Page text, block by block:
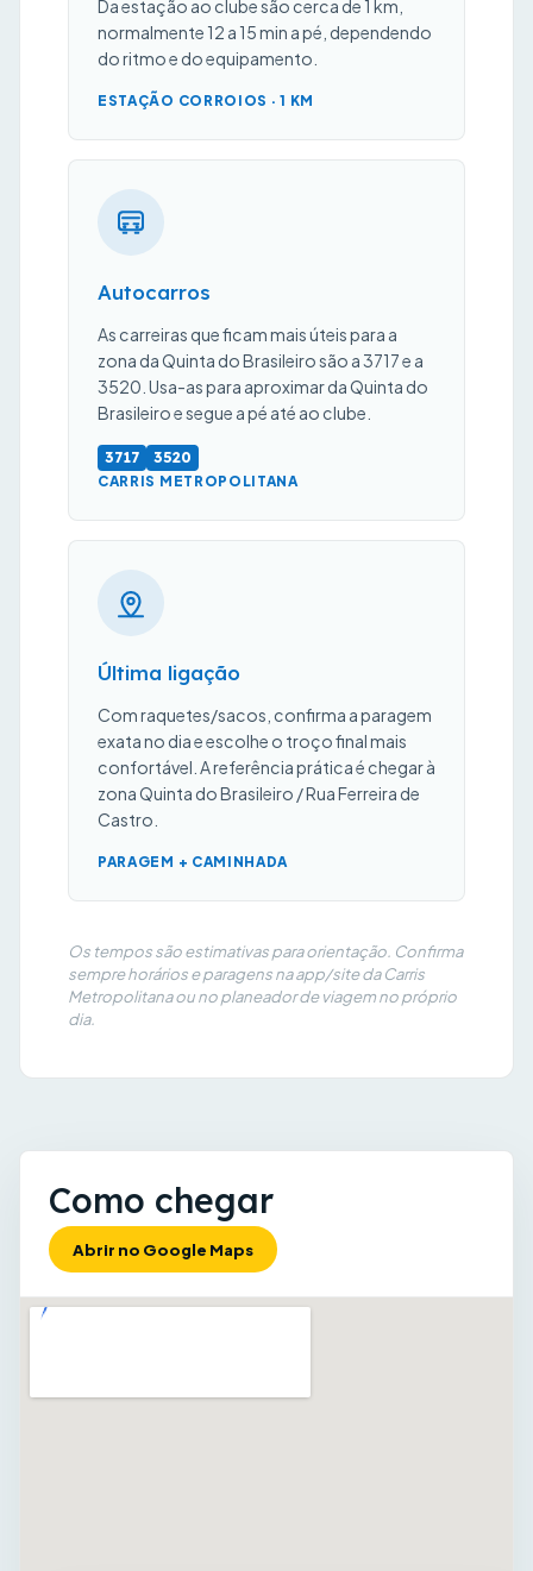
Da estação ao clube são cerca de 1 km,
normalmente 12 a 15 min a pé, dependendo
do ritmo e do equipamento.
ESTAÇÃO CORROIOS · 1 KM
Autocarros
As carreiras que ficam mais úteis para a
zona da Quinta do Brasileiro são a 3717 e a
3520. Usa-as para aproximar da Quinta do
Brasileiro e segue a pé até ao clube.
3717
3520
CARRIS METROPOLITANA
Última ligação
Com raquetes/sacos, confirma a paragem
exata no dia e escolhe o troço final mais
confortável. A referência prática é chegar à
zona Quinta do Brasileiro / Rua Ferreira de
Castro.
PARAGEM + CAMINHADA
Os tempos são estimativas para orientação. Confirma
sempre horários e paragens na app/site da Carris
Metropolitana ou no planeador de viagem no próprio
dia.
Como chegar
Abrir no Google Maps